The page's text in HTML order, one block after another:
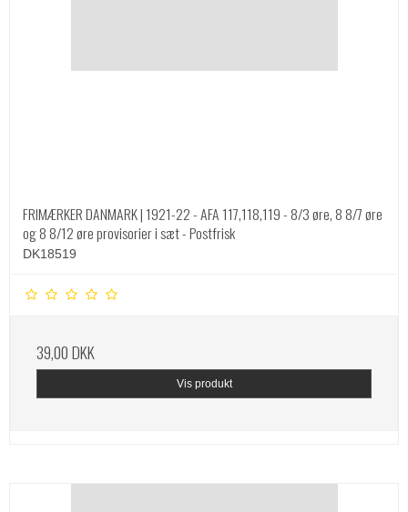
FRIMÆRKER DANMARK | 1921-22 - AFA 117,118,119 - 8/3 øre, 8 8/7 øre
og 8 8/12 øre provisorier i sæt - Postfrisk
DK18519
39,00 DKK
Vis produkt